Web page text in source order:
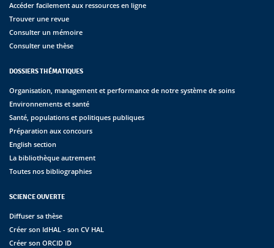
Accéder facilement aux ressources en ligne
Trouver une revue
Consulter un mémoire
Consulter une thèse
DOSSIERS THÉMATIQUES
Organisation, management et performance de notre système de soins
Environnements et santé
Santé, populations et politiques publiques
Préparation aux concours
English section
La bibliothèque autrement
Toutes nos bibliographies
SCIENCE OUVERTE
Diffuser sa thèse
Créer son IdHAL - son CV HAL
Créer son ORCID ID